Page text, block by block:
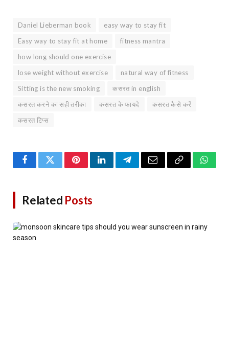
Daniel Lieberman book
easy way to stay fit
Easy way to stay fit at home
fitness mantra
how long should one exercise
lose weight without exercise
natural way of fitness
Sitting is the new smoking
कसरत in english
कसरत करने का सही तरीका
कसरत के फायदे
कसरत कैसे करें
कसरत टिप्स
FacebookTwitterPinterestLinkedInTelegramEmail Copy
Related Posts